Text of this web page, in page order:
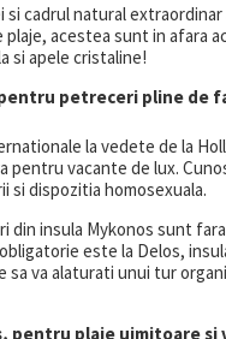
si cadrul natural
acestea sunt in afara
si apele cristaline!
petreceri pline de
la vedete de la
pentru vacante de lux.
si dispozitia homosexuala.
din insula Mykonos sunt
este la Delos,
sa va alaturati unui tur
pentru plaje uimitoare si